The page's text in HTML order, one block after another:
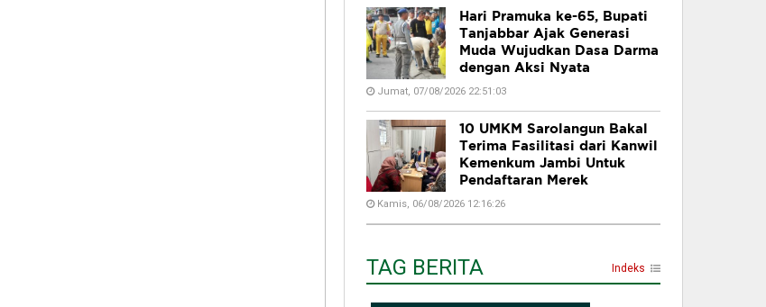
Hari Pramuka ke-65, Bupati
Tanjabbar Ajak Generasi
Muda Wujudkan Dasa Darma
dengan Aksi Nyata
Jumat, 07/08/2026 22:51:03
10 UMKM Sarolangun Bakal
Terima Fasilitasi dari Kanwil
Kemenkum Jambi Untuk
Pendaftaran Merek
Kamis, 06/08/2026 12:16:26
TAG BERITA Indeks